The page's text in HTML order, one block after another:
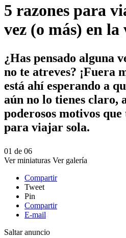
5 razones para
vez (o más) en la
¿Has pensado alguna
no te atreves? ¡Fuera
está ahí esperando a
aún no lo tienes claro,
poderosos motivos
para viajar sola.
01 de 06
Ver miniaturas Ver galería
Compartir
Tweet
Pin
Compartir
E-mail
Saltar anuncio